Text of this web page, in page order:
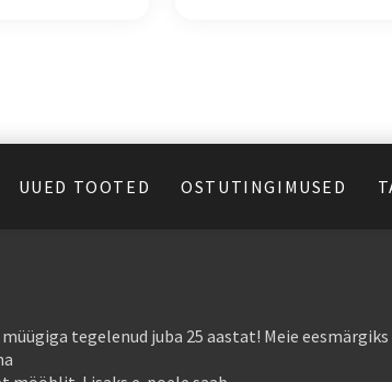
UUED TOOTED OSTUTINGIMUSED
tegelenud juba 25 aastat! Meie eesmärgiks